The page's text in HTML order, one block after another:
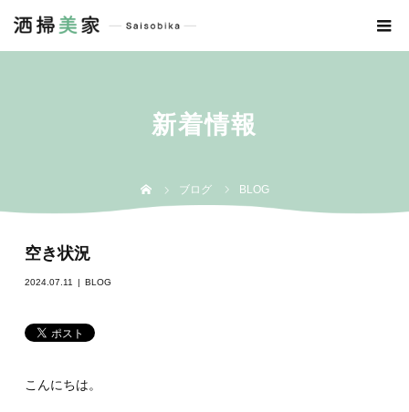
新着情報
ブログ BLOG
空き状況
2024.07.11 BLOG
こんにちは。